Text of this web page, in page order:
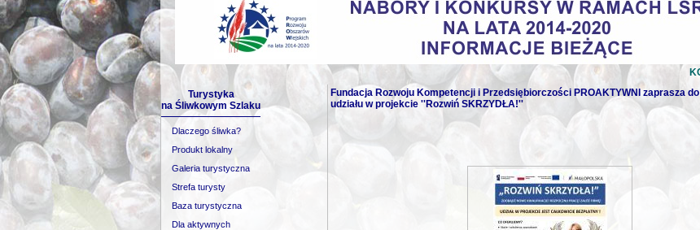
Turystyka
na Śliwkowym Szlaku
Dlaczego śliwka?
Produkt lokalny
Galeria turystyczna
Strefa turysty
Baza turystyczna
Dla aktywnych
Fundacja Rozwoju Kompetencji i Przedsiębiorczości PROAKTYWNI zaprasza do
udziału w projekcie ''Rozwiń SKRZYDŁA!''